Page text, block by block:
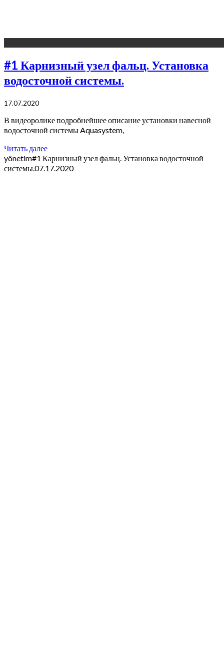
#1 Карнизный узел фальц. Установка
водосточной системы.
17.07.2020
В видеоролике подробнейшее описание установки навесной
водосточной системы Aquasystem,
Читать далее
yönetim#1 Карнизный узел фальц. Установка водосточной
системы.07.17.2020